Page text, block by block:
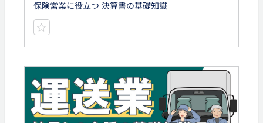
保険営業に役立つ 決算書の基礎知識